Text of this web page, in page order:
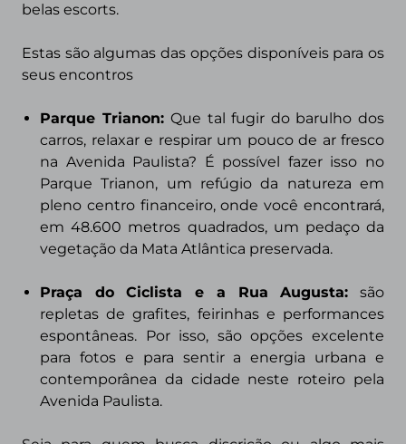
belas escorts.
Estas são algumas das opções disponíveis para os
seus encontros
Parque Trianon:Que tal fugir do barulho dos
carros, relaxar e respirar um pouco de ar fresco
na Avenida Paulista? É possível fazer isso no
Parque Trianon, um refúgio da natureza em
pleno centro financeiro, onde você encontrará,
em 48.600 metros quadrados, um pedaço da
vegetação da Mata Atlântica preservada.
Praça do Ciclista e a Rua Augusta: são
repletas de grafites, feirinhas e performances
espontâneas. Por isso, são opções excelente
para fotos e para sentir a energia urbana e
contemporânea da cidade neste roteiro pela
Avenida Paulista.